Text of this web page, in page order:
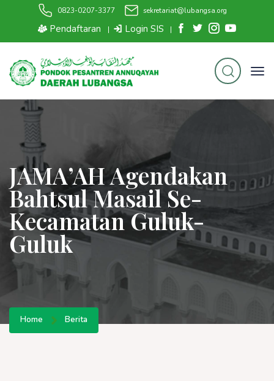
0823-0207-3377 sekretariat@lubangsa.org
Pendaftaran | Login SIS |
JAMA’AH Agendakan
Bahtsul Masail Se-
Kecamatan Guluk-
Guluk
Home Berita